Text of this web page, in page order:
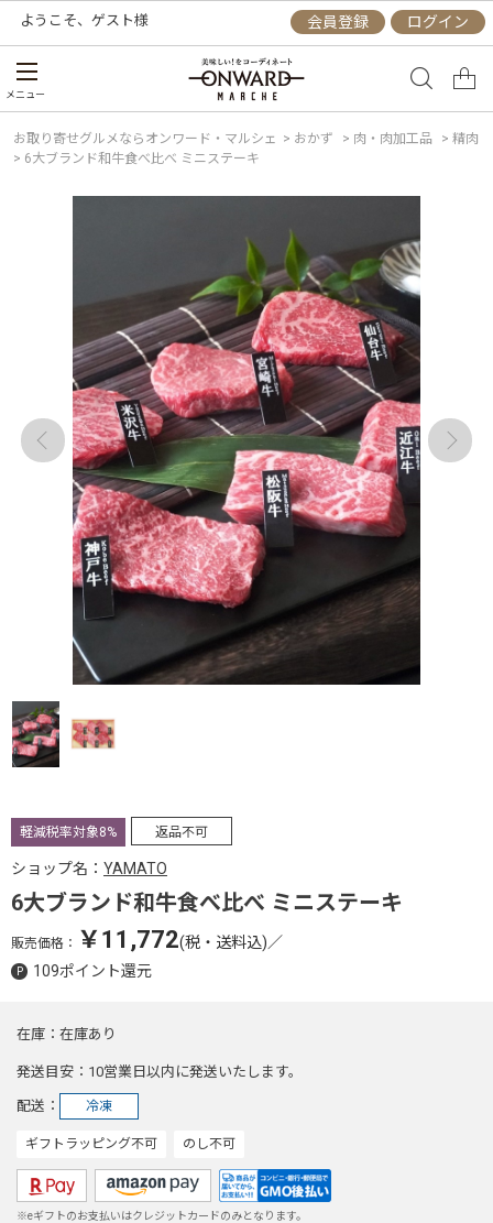
ようこそ、 ゲスト様 会員登録 ログイン
メニュー
お取り寄せグルメならオンワード・マルシェ > おかず > 肉・肉加工品 > 精肉
> 6大ブランド和牛食べ比べ ミニステーキ
軽減税率対象8% 返品不可
ショップ名： YAMATO
6大ブランド和牛食べ比べ ミニステーキ
販売価格： ￥11,772(税・送料込)／
109ポイント還元
在庫 在庫あり
発送目安 10営業日以内に発送いたします。
配送 冷凍
ギフトラッピング不可 のし不可
※eギフトのお支払いはクレジットカードのみとなります。